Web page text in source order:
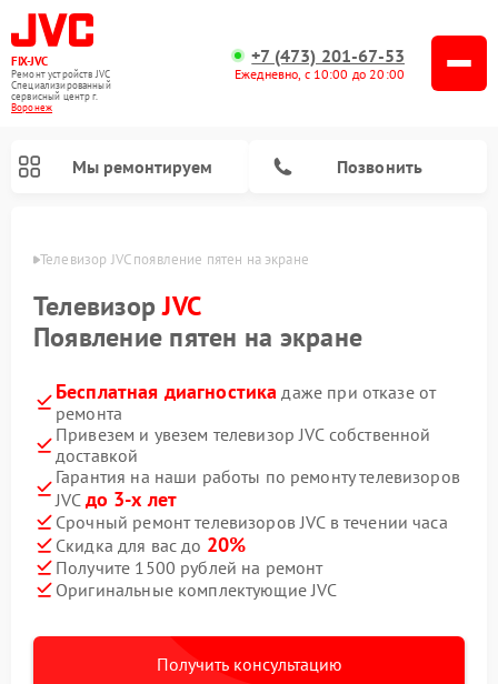
FIX-JVC
Ремонт устройств JVC
Специализированный
cервисный центр г.
Воронеж
+7 (473) 201-67-53
Ежедневно, с 10:00 до 20:00
Мы ремонтируем Позвонить
Телевизор JVC появление пятен на экране
ТелевизорJVC
Появление пятен на экране
Бесплатная диагностика даже при отказе от
ремонта
Привезем и увезем телевизор JVC собственной
доставкой
Гарантия на наши работы по ремонту телевизоров
JVC до 3-х лет
Срочный ремонт телевизоров JVC в течении часа
Скидка для вас до 20%
Получите 1500 рублей на ремонт
Оригинальные комплектующие JVC
Получить консультацию